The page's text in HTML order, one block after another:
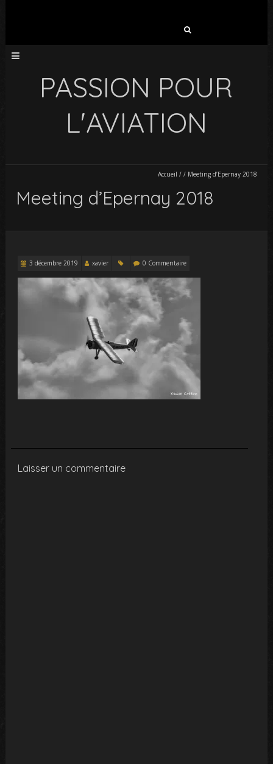
PASSION POUR
L'AVIATION
Accueil / / Meeting d’Epernay 2018
Meeting d’Epernay 2018
3 décembre 2019 xavier 0 Commentaire
Laisser un commentaire